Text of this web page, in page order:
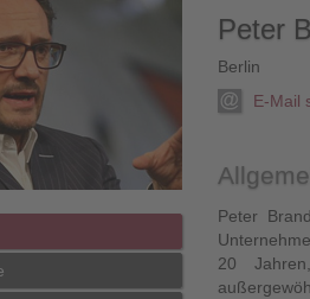
Peter
Berlin
E-Mail
Peter
20